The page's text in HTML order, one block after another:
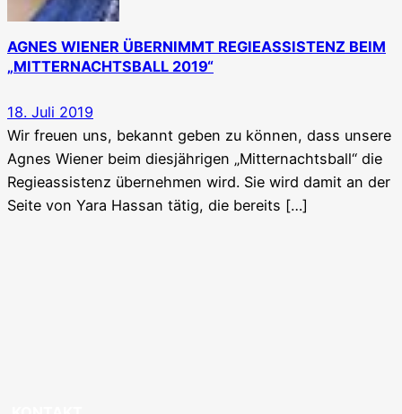
AGNES WIENER ÜBERNIMMT REGIEASSISTENZ BEIM
„MITTERNACHTSBALL 2019“
18. Juli 2019
Wir freuen uns, bekannt geben zu können, dass unsere
Agnes Wiener beim diesjährigen „Mitternachtsball“ die
Regieassistenz übernehmen wird. Sie wird damit an der
Seite von Yara Hassan tätig, die bereits […]